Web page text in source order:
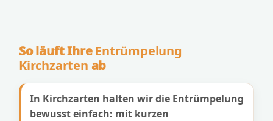
So läuft IhreEntrümpelung
Kirchzarten ab
In Kirchzarten halten wir die Entrümpelung
bewusst einfach: mit kurzen